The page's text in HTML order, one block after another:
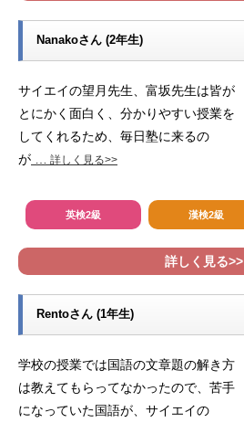
Nanakoさん (2年生)
サイエイの望月先生、富坂先生は皆が
とにかく面白く、分かりやすい授業を
してくれるため、毎日塾に来るの
が
詳しく見る>>
英検2級 漢検2級
詳しく見る>>
Rentoさん (1年生)
学校の授業では国語の文章題の解き方
は教えてもらってなかったので、苦手
になっていた国語が、サイエイの